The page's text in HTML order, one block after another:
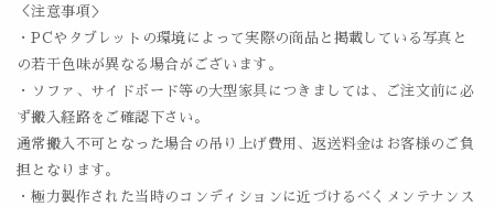
＜注意事項＞
・PCやタブレットの環境によって実際の商品と掲載している写真と
の若干色味が異なる場合がございます。
・ソファ、サイドボード等の大型家具につきましては、ご注文前に必
ず搬入経路をご確認下さい。
通常搬入不可となった場合の吊り上げ費用、返送料金はお客様のご負
担となります。
・極力製作された当時のコンディションに近づけるべくメンテナンス